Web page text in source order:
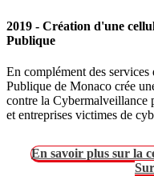
2019 - Création d'une
Publique
En complément des
Publique de Monaco crée
contre la Cybermalveillance
et entreprises victimes de
En savoir plus sur la